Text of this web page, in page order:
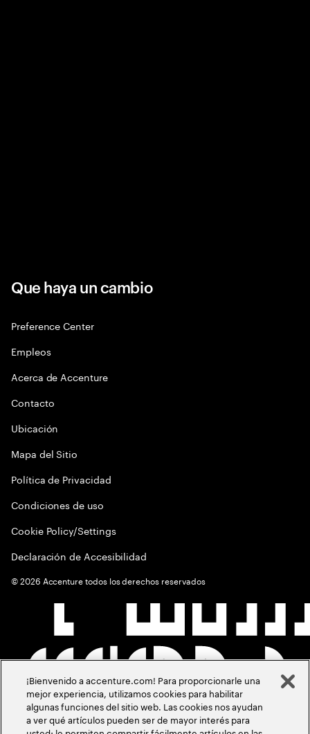
Que haya un cambio
Preference Center
Empleos
Acerca de Accenture
Contacto
Ubicación
Mapa del Sitio
Política de Privacidad
Condiciones de uso
Cookie Policy/Settings
Declaración de Accesibilidad
©2026 Accenture todos los derechos reservados
¡Bienvenido a accenture.com! Para proporcionarle una
mejor experiencia, utilizamos cookies para habilitar
algunas funciones del sitio web. Las cookies nos ayudan
a ver qué artículos pueden ser de mayor interés para